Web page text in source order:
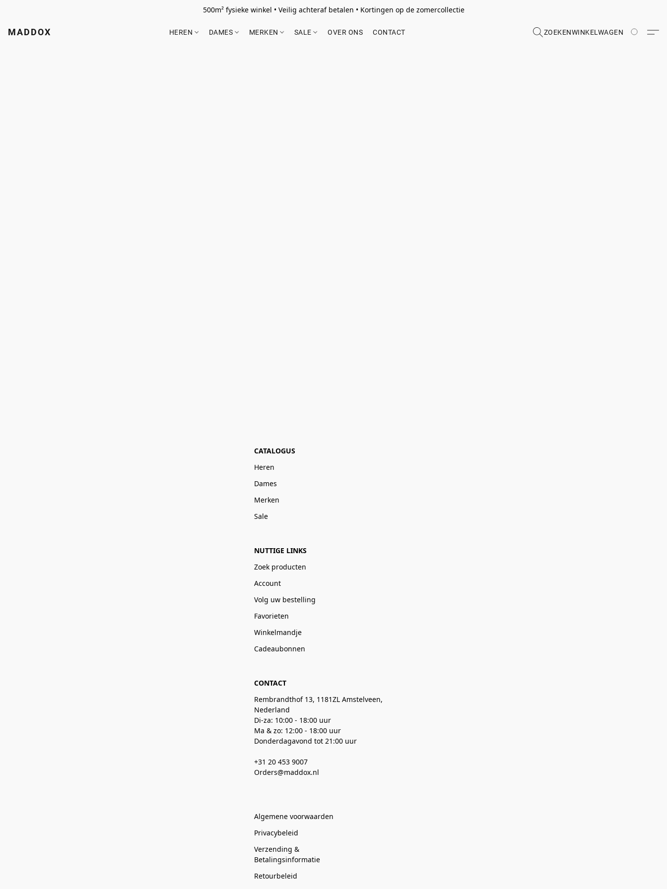
500m² fysieke winkel • Veilig achteraf betalen • Kortingen op de zomercollectie
MADDOX HEREN DAMES MERKEN SALE OVER ONS CONTACT ZOEKENWINKELWAGEN
CATALOGUS
Heren
Dames
Merken
Sale
NUTTIGE LINKS
Zoek producten
Account
Volg uw bestelling
Favorieten
Winkelmandje
Cadeaubonnen
CONTACT
Rembrandthof 13, 1181ZL Amstelveen,
Nederland
Di-za: 10:00 - 18:00 uur
Ma & zo: 12:00 - 18:00 uur
Donderdagavond tot 21:00 uur
+31 20 453 9007
Orders@maddox.nl
Algemene voorwaarden
Privacybeleid
Verzending &
Betalingsinformatie
Retourbeleid